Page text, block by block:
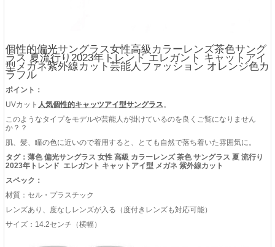
個性的偏光サングラス女性高級カラーレンズ茶色サング
ラス 夏流行り2023年トレンド エレガント キャットアイ
型メガネ紫外線カット芸能人ファッション オレンジ色カ
ラフル
ポイント：
UVカット 人気個性的キャッツアイ型サングラス。
このようなタイプをモデルや芸能人が掛けているのを良くご覧になりません
か？？
肌、髪、瞳の色に近いので着用すると、とても自然で落ち着いた雰囲気に。
タグ：薄色 偏光サングラス 女性 高級 カラーレンズ 茶色 サングラス 夏 流行り
2023年トレンド エレガント キャットアイ型 メガネ 紫外線カット
スペック：
材質：セル・プラスチック
レンズあり、度なしレンズが入る（度付きレンズも対応可能）
サイズ：14.2センチ（横幅）